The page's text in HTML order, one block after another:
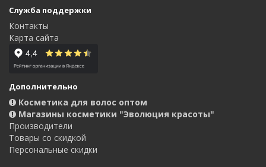
Служба поддержки
Контакты
Карта сайта
Дополнительно
Косметика для волос оптом
Магазины косметики "Эволюция красоты"
Производители
Товары со скидкой
Персональные скидки